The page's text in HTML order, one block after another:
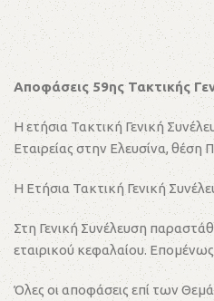
Αποφάσεις 59ης Τακτικής
Η ετήσια Τακτική Γενική
Εταιρείας στην Ελευσίνα, θέση
Η Ετήσια Τακτική Γενική
Στη Γενική Συνέλευση
εταιρικού κεφαλαίου.
Όλες οι αποφάσεις επί των